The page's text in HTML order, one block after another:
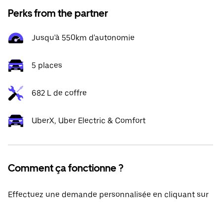
Perks from the partner
Jusqu'à 550km d'autonomie
5 places
682 L de coffre
UberX, Uber Electric & Comfort
Comment ça fonctionne ?
Effectuez une demande personnalisée en cliquant sur